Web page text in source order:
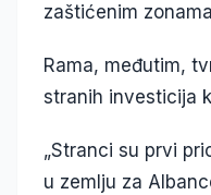
zaštićenim
Rama, međutim,
stranih investicija
„Stranci su prvi
u zemlju za